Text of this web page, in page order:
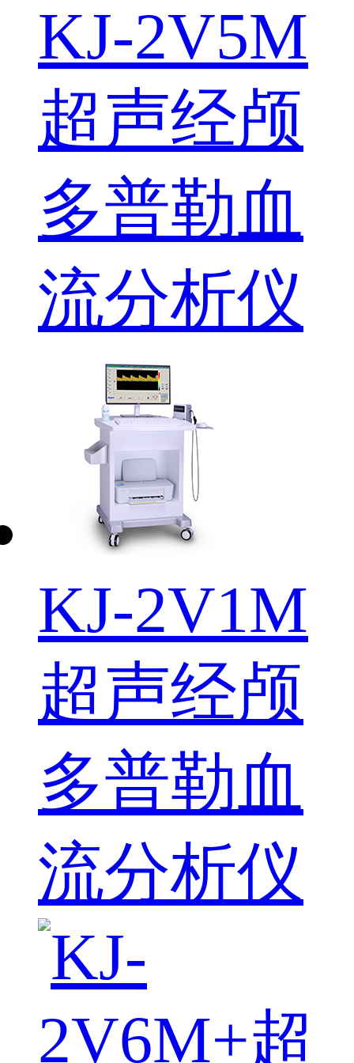
KJ-2V5M
超声经颅
多普勒血
流分析仪
KJ-2V1M
超声经颅
多普勒血
流分析仪